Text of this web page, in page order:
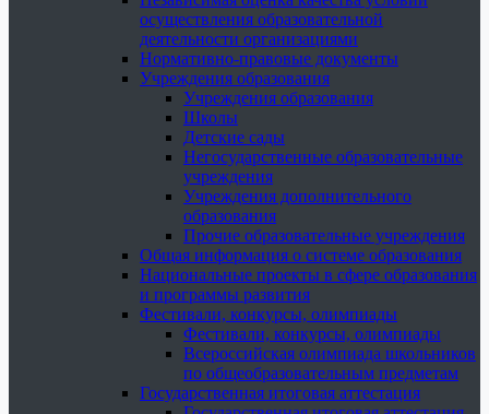
осуществления образовательной
деятельности организациями
Нормативно-правовые документы
Учреждения образования
Учреждения образования
Школы
Детские сады
Негосударственные образовательные
учреждения
Учреждения дополнительного
образования
Прочие образовательные учреждения
Общая информация о системе образования
Национальные проекты в сфере образования
и программы развития
Фестивали, конкурсы, олимпиады
Фестивали, конкурсы, олимпиады
Всероссийская олимпиада школьников
по общеобразовательным предметам
Государственная итоговая аттестация